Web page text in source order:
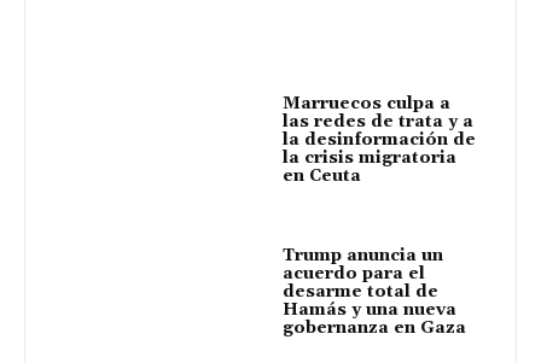
Marruecos culpa a
las redes de trata y a
la desinformación de
la crisis migratoria
en Ceuta
Trump anuncia un
acuerdo para el
desarme total de
Hamás y una nueva
gobernanza en Gaza